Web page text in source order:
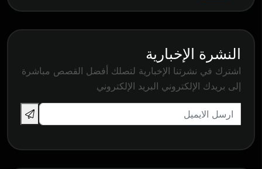
النشرة الإخبارية
اشترك في نشرتنا الإخبارية لتصلك أفضل القصص مباشرة
إلى بريدك الإلكتروني البريد الإلكتروني